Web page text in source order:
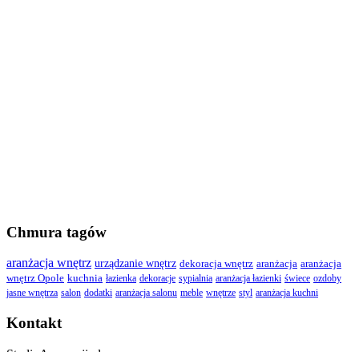
Chmura tagów
aranżacja wnętrz urządzanie wnętrz dekoracja wnętrz aranżacja aranżacja
wnętrz Opole kuchnia łazienka dekoracje sypialnia aranżacja łazienki świece ozdoby
jasne wnętrza salon dodatki aranżacja salonu meble wnętrze styl aranżacja kuchni
Kontakt